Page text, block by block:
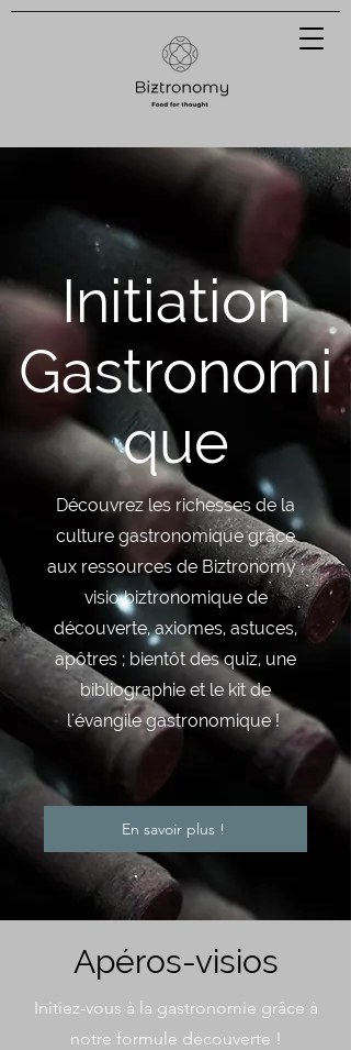
Initiation
Gastronomi
que
Découvrez les richesses de la
culture gastronomique grâce
aux ressources de Biztronomy :
visio biztronomique de
découverte, axiomes, astuces,
apôtres ; bientôt des quiz, une
bibliographie et le kit de
l'évangile gastronomique !
En savoir plus !
Apéros-visios
Initiez-vous à la gastronomie grâce à
notre formule découverte !